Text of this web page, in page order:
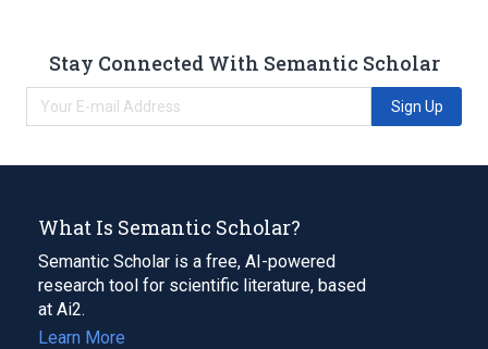
Stay Connected With Semantic Scholar
Sign Up
What Is Semantic Scholar?
Semantic Scholar is a free, AI-powered
research tool for scientific literature, based
at Ai2.
Learn More